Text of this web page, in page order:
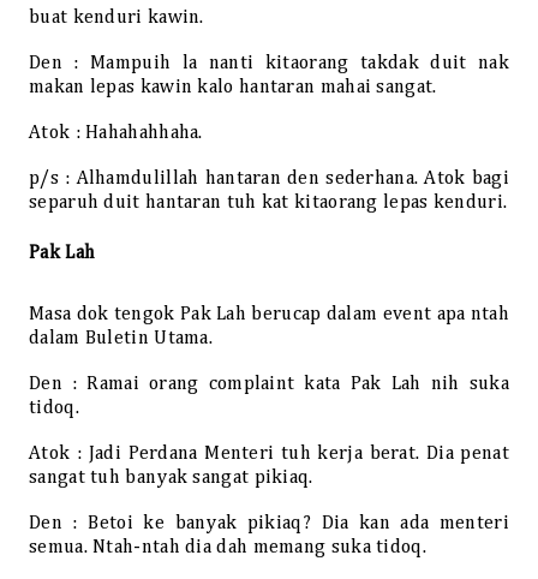
buat kenduri kawin.
Den : Mampuih la nanti kitaorang takdak duit nak
makan lepas kawin kalo hantaran mahai sangat.
Atok : Hahahahhaha.
p/s : Alhamdulillah hantaran den sederhana. Atok bagi
separuh duit hantaran tuh kat kitaorang lepas kenduri.
Pak Lah
Masa dok tengok Pak Lah berucap dalam event apa ntah
dalam Buletin Utama.
Den : Ramai orang complaint kata Pak Lah nih suka
tidoq.
Atok : Jadi Perdana Menteri tuh kerja berat. Dia penat
sangat tuh banyak sangat pikiaq.
Den : Betoi ke banyak pikiaq? Dia kan ada menteri
semua. Ntah-ntah dia dah memang suka tidoq.